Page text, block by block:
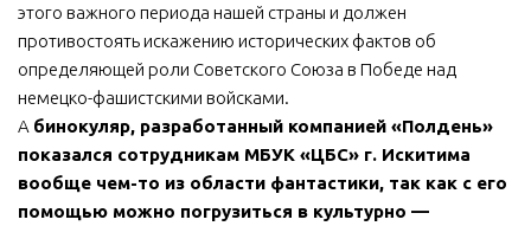
этого важного периода нашей страны и должен
противостоять искажению исторических фактов об
определяющей роли Советского Союза в Победе над
немецко-фашистскими войсками.
А бинокуляр, разработанный компанией «Полдень»
показался сотрудникам МБУК «ЦБС» г. Искитима
вообще чем-то из области фантастики, так как с его
помощью можно погрузиться в культурно —